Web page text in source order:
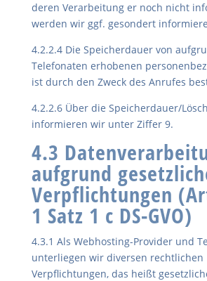
deren Verarbeitung er noch nicht
werden wir ggf. gesondert
4.2.2.4 Die Speicherdauer von
Telefonaten erhobenen
ist durch den Zweck des Anrufes
4.2.2.6 Über die Speicherdauer/
informieren wir unter Ziffer 9.
4.3
aufgrund
Verpflichtungen
1 Satz 1 c DS-GVO)
4.3.1 Als Webhosting-Provider und
unterliegen wir diversen rechtlichen
Verpflichtungen, das heißt